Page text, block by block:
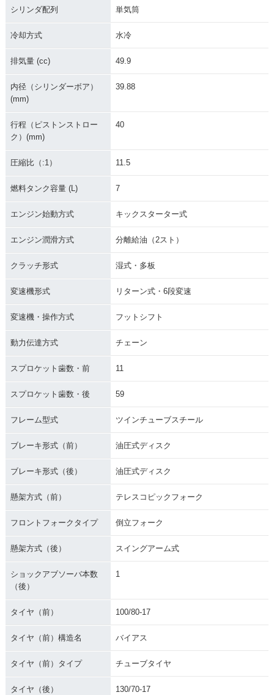
シリンダ配列 単気筒
冷却方式 水冷
排気量 (cc) 49.9
内径（シリンダーボア）
(mm)
39.88
行程（ピストンストロー
ク）(mm)
40
圧縮比（:1） 11.5
燃料タンク容量 (L) 7
エンジン始動方式 キックスターター式
エンジン潤滑方式 分離給油（2スト）
クラッチ形式 湿式・多板
変速機形式 リターン式・6段変速
変速機・操作方式 フットシフト
動力伝達方式 チェーン
スプロケット歯数・前 11
スプロケット歯数・後 59
フレーム型式 ツインチューブスチール
ブレーキ形式（前） 油圧式ディスク
ブレーキ形式（後） 油圧式ディスク
懸架方式（前） テレスコピックフォーク
フロントフォークタイプ 倒立フォーク
懸架方式（後） スイングアーム式
ショックアブソーバ本数
（後）
1
タイヤ（前） 100/80-17
タイヤ（前）構造名 バイアス
タイヤ（前）タイプ チューブタイヤ
タイヤ（後） 130/70-17